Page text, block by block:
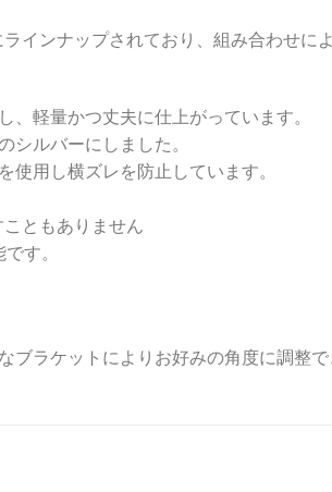
インナップされており、組み合わせに
軽量かつ丈夫に仕上がっています。
シルバーにしました。
用し横ズレを防止しています。
ともありません
す。
ブラケットによりお好みの角度に調整